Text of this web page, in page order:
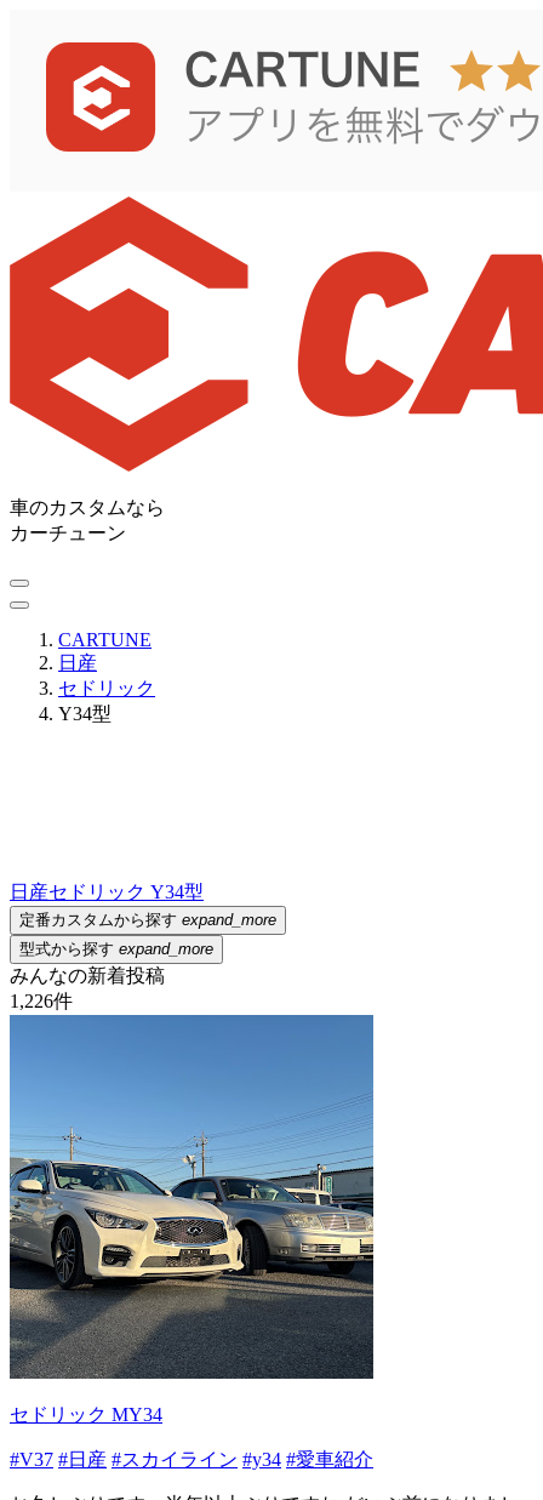
車のカスタムなら
カーチューン
CARTUNE
日産
セドリック
Y34型
日産セドリック Y34型
定番カスタムから探す expand_more
型式から探す expand_more
みんなの新着投稿
1,226件
セドリック MY34
#V37 #日産 #スカイライン #y34 #愛車紹介